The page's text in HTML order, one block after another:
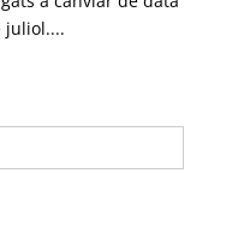
juliol....